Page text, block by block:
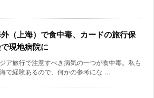
（上海）で食中毒、カードの旅行保
現地病院に
ア旅行で注意すべき病気の一つが食中毒。私も
海で経験あるので、何かの参考にな ...